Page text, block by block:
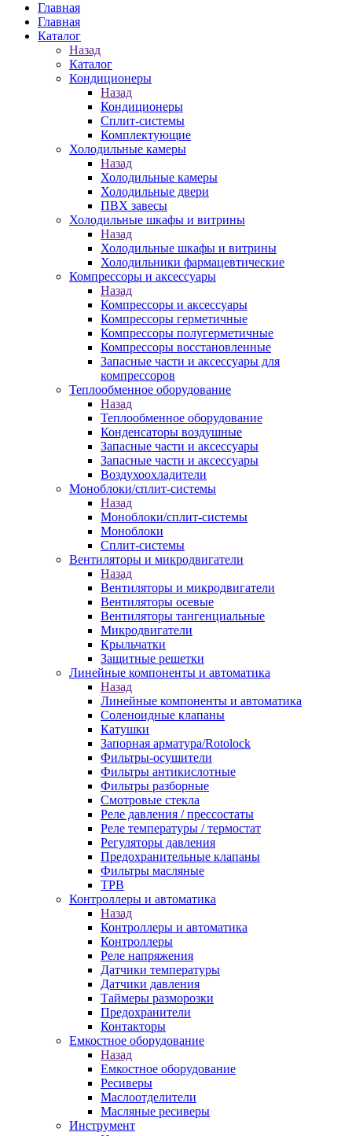
Главная
Главная
Каталог
Назад
Каталог
Кондиционеры
Назад
Кондиционеры
Сплит-системы
Комплектующие
Холодильные камеры
Назад
Холодильные камеры
Холодильные двери
ПВХ завесы
Холодильные шкафы и витрины
Назад
Холодильные шкафы и витрины
Холодильники фармацевтические
Компрессоры и аксессуары
Назад
Компрессоры и аксессуары
Компрессоры герметичные
Компрессоры полугерметичные
Компрессоры восстановленные
Запасные части и аксессуары для
компрессоров
Теплообменное оборудование
Назад
Теплообменное оборудование
Конденсаторы воздушные
Запасные части и аксессуары
Запасные части и аксессуары
Воздухоохладители
Моноблоки/сплит-системы
Назад
Моноблоки/сплит-системы
Моноблоки
Сплит-системы
Вентиляторы и микродвигатели
Назад
Вентиляторы и микродвигатели
Вентиляторы осевые
Вентиляторы тангенциальные
Микродвигатели
Крыльчатки
Защитные решетки
Линейные компоненты и автоматика
Назад
Линейные компоненты и автоматика
Соленоидные клапаны
Катушки
Запорная арматура/Rotolock
Фильтры-осушители
Фильтры антикислотные
Фильтры разборные
Смотровые стекла
Реле давления / прессостаты
Реле температуры / термостат
Регуляторы давления
Предохранительные клапаны
Фильтры масляные
ТРВ
Контроллеры и автоматика
Назад
Контроллеры и автоматика
Контроллеры
Реле напряжения
Датчики температуры
Датчики давления
Таймеры разморозки
Предохранители
Контакторы
Емкостное оборудование
Назад
Емкостное оборудование
Ресиверы
Маслоотделители
Масляные ресиверы
Инструмент